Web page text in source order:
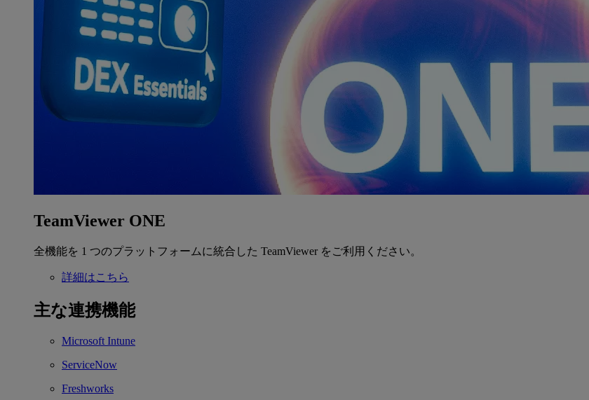
TeamViewer ONE
全機能を 1 つのプラットフォームに統合した TeamViewer をご利用ください。
詳細はこちら
主な連携機能
Microsoft Intune
ServiceNow
Freshworks